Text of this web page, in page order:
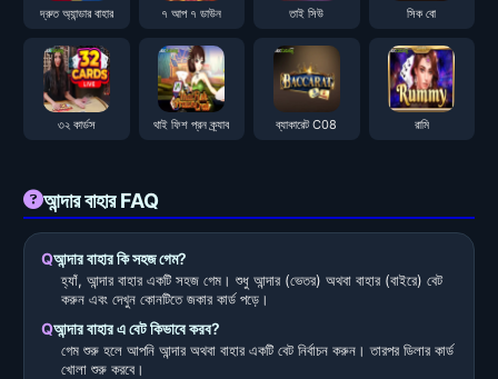
দ্রুত অ্যান্ডার বাহার ৭ আপ ৭ ডাউন তাই সিউ সিক বো
৩২ কার্ডস থাই ফিশ প্রন ক্র্যাব ব্যাকারেট C08 রামি
আন্দার বাহার FAQ
আন্দার বাহার কি সহজ গেম?
হ্যাঁ, আন্দার বাহার একটি সহজ গেম। শুধু আন্দার (ভেতর) অথবা বাহার (বাইরে) বেট
করুন এবং দেখুন কোনটিতে জকার কার্ড পড়ে।
আন্দার বাহার এ বেট কিভাবে করব?
গেম শুরু হলে আপনি আন্দার অথবা বাহার একটি বেট নির্বাচন করুন। তারপর ডিলার কার্ড
খোলা শুরু করবে।